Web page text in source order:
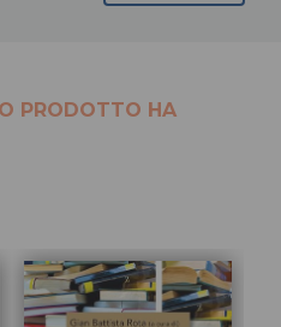
PRODOTTO HA